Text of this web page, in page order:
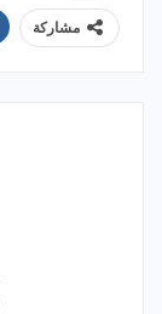
مشاركة